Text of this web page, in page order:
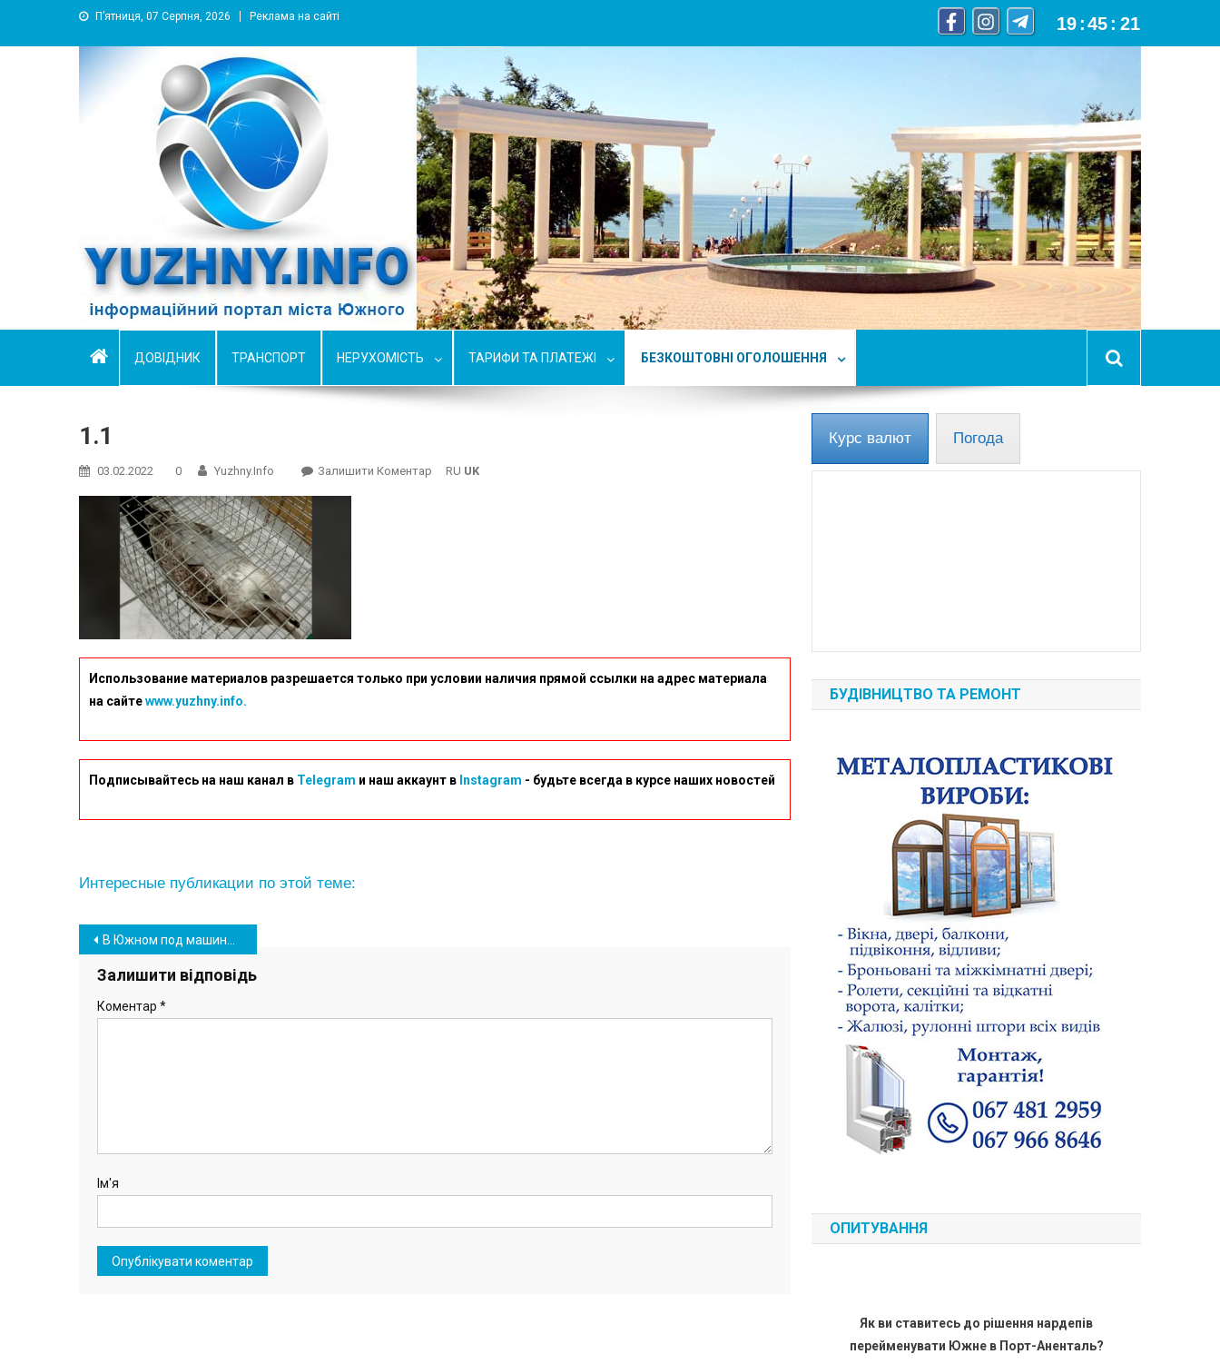
П’ятниця, 07 Серпня, 2026 Реклама на сайті 19 :45 : 22
YUZHNY.INFO
информационный портал города Южный
ДОВІДНИК ТРАНСПОРТ НЕРУХОМІСТЬ ТАРИФИ ТА ПЛАТЕЖІ БЕЗКОШТОВНІ ОГОЛОШЕННЯ
1.1
03.02.2022 0 Yuzhny.info Залишити Коментар RU UK
Использование материалов разрешается только при условии наличия прямой ссылки на адрес материала
на сайтеwww.yuzhny.info.
Подписывайтесь на наш канал в Telegram и наш аккаунт в Instagram - будьте всегда в курсе наших новостей
Интересные публикации по этой теме:
Навігація
записів
В Южном под машиной нашли чайку: птицу готовы принять в Одесском зоопарке (видео)
Залишити відповідь
Коментар *
Ім'я
Курс валют Погода
БУДІВНИЦТВО ТА РЕМОНТ
ОПИТУВАННЯ
Як ви ставитесь до рішення нардепів
перейменувати Южне в Порт-Аненталь?